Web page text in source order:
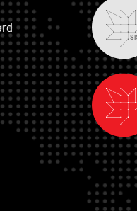
SK